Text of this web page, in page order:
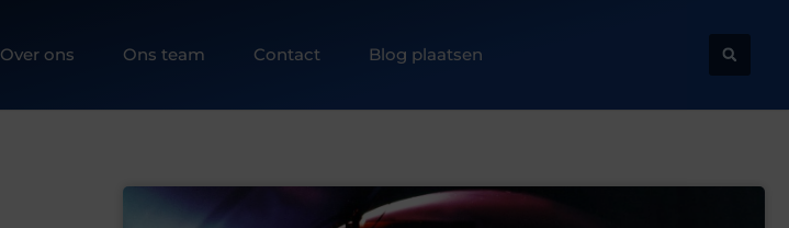
Over ons Ons team Contact Blog plaatsen